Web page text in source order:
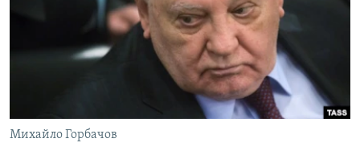
СПЕЦПРОЕКТИ
ДЕПОРТАЦІЯ
УКРАЇНСЬКА ПРОБЛЕМА КРИМУ
ЯК ОБІЙТИ БЛОКУВАННЯ
Qırımtatar
Михайло Горбачов